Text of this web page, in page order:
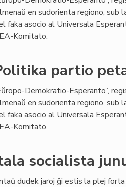
en sudorienta regiono, sub
faka asocio al Universala
Komitato.
partio
Demokratio-Esperanto”,
en sudorienta regiono, sub
faka asocio al Universala
Komitato.
socialista
dudek jaroj ĝi estis la plej